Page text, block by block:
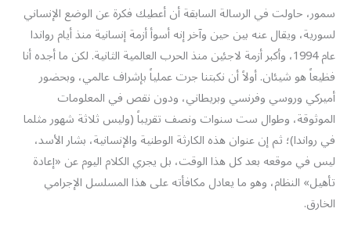
سمور، حاولت في الرسالة السابقة أن أعطيك فكرة عن الوضع الإنساني
لسورية، ويقال عنه بين حين وآخر إنه أسوأ أزمة إنسانية منذ أيام رواندا
عام 1994، وأكبر أزمة لاجئين منذ الحرب العالمية الثانية. لكن ما أجده أنا
فظيعاً هو شيئان. أولاً أن نكبتنا جرت عملياً بإشراف عالمي، وبحضور
أميركي وروسي وفرنسي وبريطاني، ودون نقص في المعلومات
الموثوقة، وطوال ست سنوات ونصف تقريباً (وليس ثلاثة شهور مثلما
في رواندا)؛ ثم إن عنوان هذه الكارثة الوطنية والإنسانية، بشار الأسد،
ليس في موقعه بعد كل هذا الوقت، بل يجري الكلام اليوم عن «إعادة
تأهيل» النظام، وهو ما يعادل مكافأته على هذا المسلسل الإجرامي
الخارق.